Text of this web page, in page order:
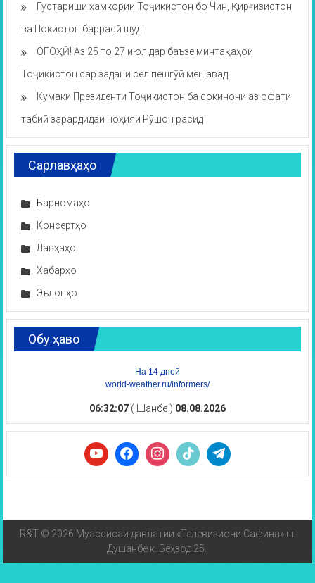
Густариши ҳамкории Тоҷикистон бо Чин, Қирғизистон
ва Покистон баррасӣ шуд
ОГОҲӢ! Аз 25 то 27 июл дар баъзе минтақаҳои
Тоҷикистон сар задани сел пешгӯӣ мешавад
Кумаки Президенти Тоҷикистон ба сокинони аз офати
табиӣ зарардидаи ноҳияи Рӯшон расид
Сарлавҳаҳо
Барномаҳо
Консертҳо
Лавҳаҳо
Хабарҳо
Эълонҳо
Обу ҳаво
На 14 дней
world-weather.ru/informers/
06:32:07 ( Шанбе ) 08.08.2026
R&T © 2026 Муассисаи давлатии «Телевизиони Сафина» ш.
Душанбе к. Беҳзод 25.